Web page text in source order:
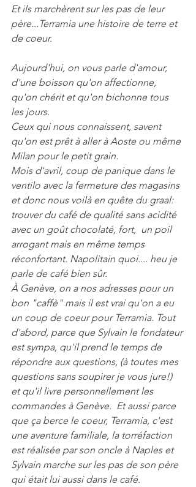
Et ils marchèrent sur les pas de leur
père...Terramia une histoire de terre et
de coeur.
Aujourd'hui, on vous parle d'amour,
d'une boisson qu'on affectionne,
qu'on chérit et qu'on bichonne tous
les jours.
Ceux qui nous connaissent, savent
qu'on est prêt à aller à Aoste ou même
Milan pour le petit grain.
Mois d'avril, coup de panique dans le
ventilo avec la fermeture des magasins
et donc nous voilà en quête du graal:
trouver du café de qualité sans acidité
avec un goût chocolaté, fort,  un poil
arrogant mais en même temps
réconfortant. Napolitain quoi.... heu je
parle de café bien sûr.
À Genève, on a nos adresses pour un
bon "caffè" mais il est vrai qu'on a eu
un coup de coeur pour Terramia. Tout
d'abord, parce que Sylvain le fondateur
est sympa, qu'il prend le temps de
répondre aux questions, (à toutes mes
questions sans soupirer je vous jure!)
et qu'il livre personnellement les
commandes à Genève.  Et aussi parce
que ça berce le coeur, Terramia, c'est
une aventure familiale, la torréfaction
est réalisée par son oncle à Naples et
Sylvain marche sur les pas de son père
qui était lui aussi dans le café.